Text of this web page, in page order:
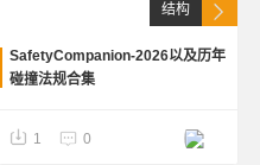
结构
SafetyCompanion-2026以及历年
碰撞法规合集
1 0